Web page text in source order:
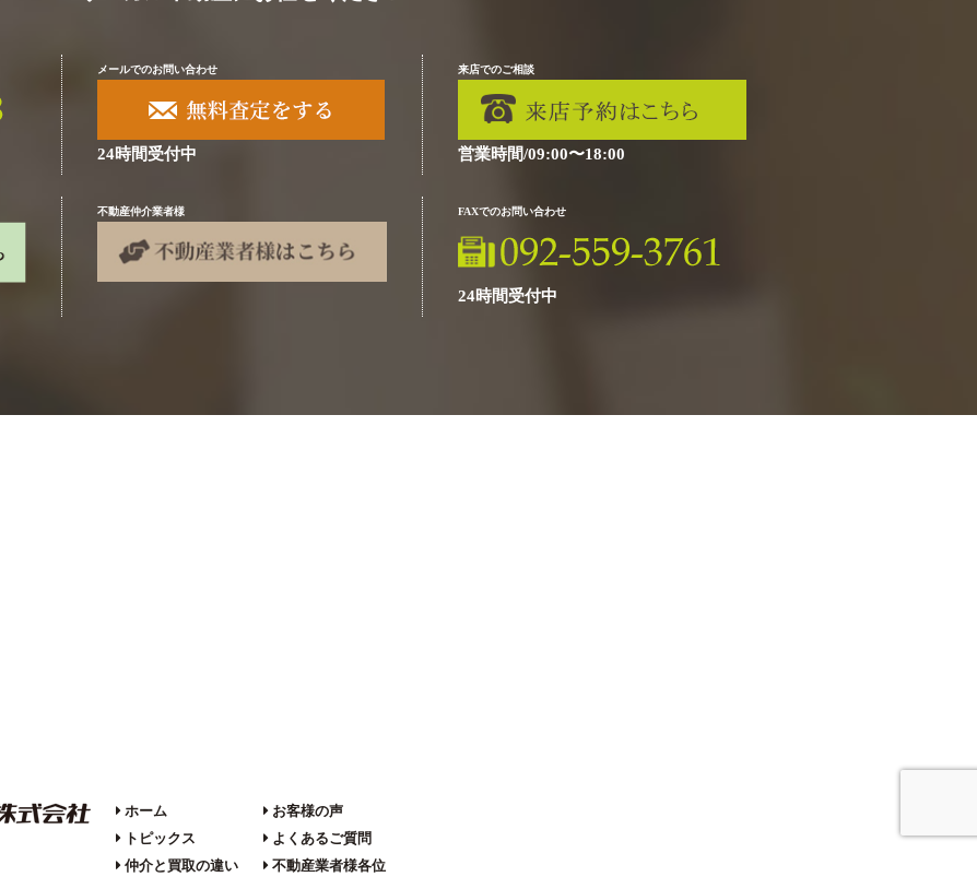
メールでのお問い合わせ
24時間受付中
来店でのご相談
営業時間/09:00〜18:00
不動産仲介業者様 FAXでのお問い合わせ
24時間受付中
ホーム
トピックス
仲介と買取の違い
お客様の声
よくあるご質問
不動産業者様各位